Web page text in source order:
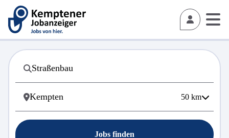
50 km
Jobs finden